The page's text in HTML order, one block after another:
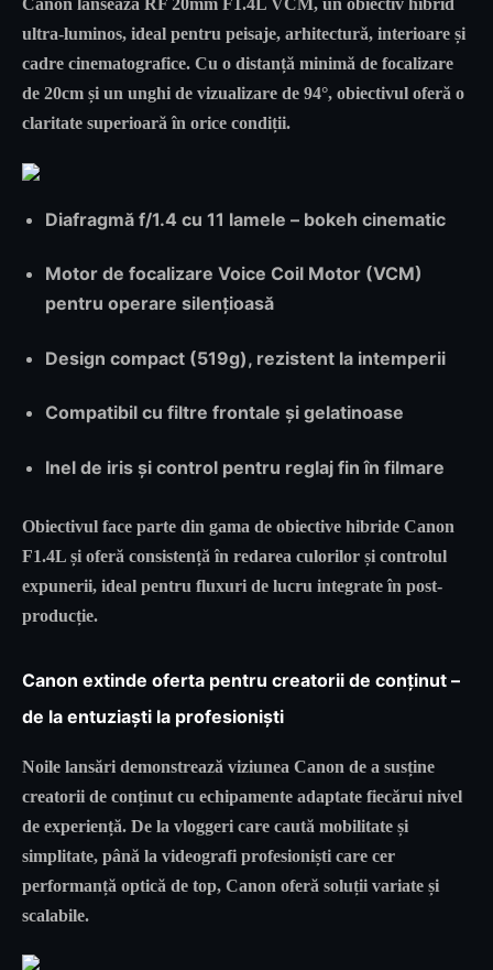
Canon lansează RF 20mm F1.4L VCM , un obiectiv hibrid
ultra-luminos, ideal pentru peisaje, arhitectură, interioare și
cadre cinematografice. Cu o distanță minimă de focalizare
de 20cm și un unghi de vizualizare de 94°, obiectivul oferă o
claritate superioară în orice condiții.
Diafragmă f/1.4 cu 11 lamele – bokeh cinematic
Motor de focalizare Voice Coil Motor (VCM)
pentru operare silențioasă
Design compact (519g), rezistent la intemperii
Compatibil cu filtre frontale și gelatinoase
Inel de iris și control pentru reglaj fin în filmare
Obiectivul face parte din gama de obiective hibride Canon
F1.4L și oferă consistență în redarea culorilor și controlul
expunerii, ideal pentru fluxuri de lucru integrate în post-
producție.
Canon extinde oferta pentru creatorii de conținut –
de la entuziaști la profesioniști
Noile lansări demonstrează viziunea Canon de a susține
creatorii de conținut cu echipamente adaptate fiecărui nivel
de experiență. De la vloggeri care caută mobilitate și
simplitate, până la videografi profesioniști care cer
performanță optică de top, Canon oferă soluții variate și
scalabile.